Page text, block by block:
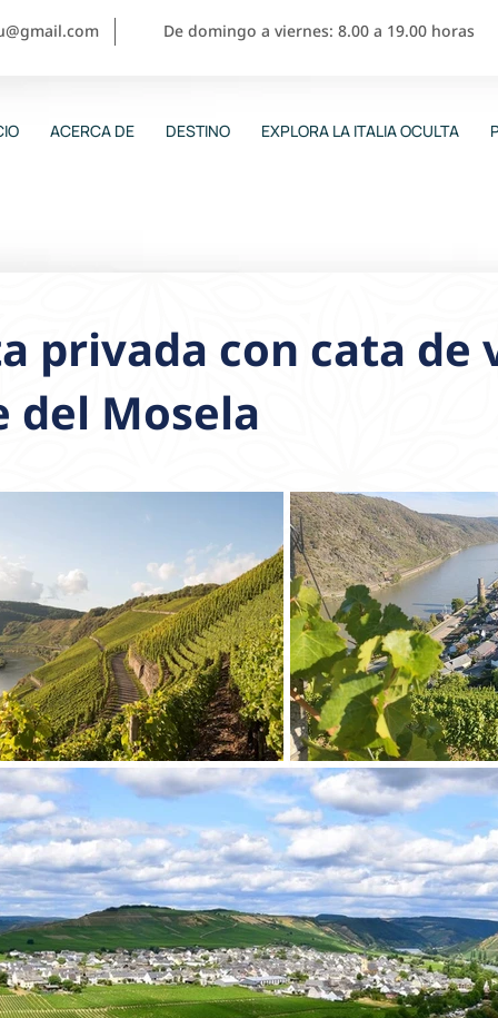
De domingo a viernes: 8.00 a 19.00 horas
ACERCA DE DESTINO EXPLORA LA ITALIA OCULTA
privada con cata de
del Mosela